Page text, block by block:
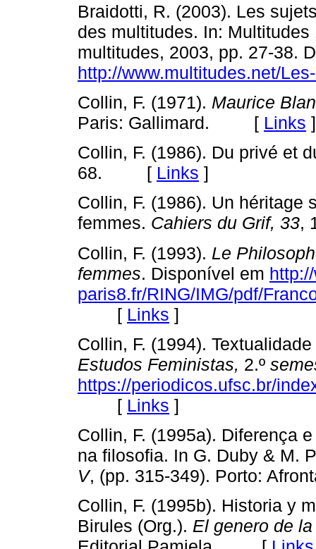
Braidotti, R. (2003). Les
des multitudes. In:
multitudes, 2003, pp. 27-38.
http://www.multitudes.net/
Collin, F. (1971). Maurice
Paris: Gallimard. [ Links ]
Collin, F. (1986). Du privé et
68. [ Links ]
Collin, F. (1986). Un héritage
femmes. Cahiers du Grif, 33,
Collin, F. (1993). Le
femmes. Disponível em
paris8.fr/RING/IMG/pdf/
[ Links ]
Collin, F. (1994).
Estudos Feministas, 2.º
https://periodicos.ufsc.br/
[ Links ]
Collin, F. (1995a). Diferença
na filosofia. In G. Duby & M.
V, (pp. 315-349). Porto:
Collin, F. (1995b). Historia y
Birules (Org.). El genero de